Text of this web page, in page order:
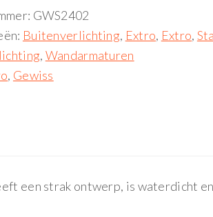
GWS2402
Buitenverlichting, Extro, Extro,
, Wandarmaturen
, Gewiss
een strak ontwerp, is waterdicht